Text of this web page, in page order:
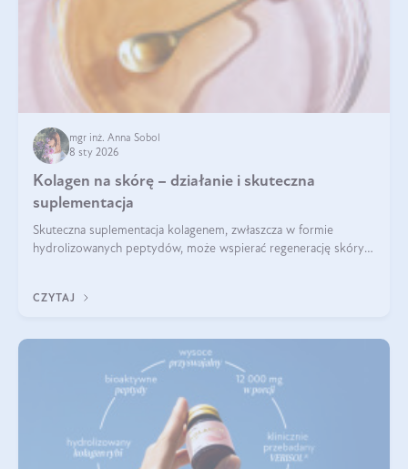
mgr inż. Anna Sobol
8 sty 2026
Kolagen na skórę – działanie i skuteczna
suplementacja
Skuteczna suplementacja kolagenem, zwłaszcza w formie
hydrolizowanych peptydów, może wspierać regenerację skóry i
CZYTAJ